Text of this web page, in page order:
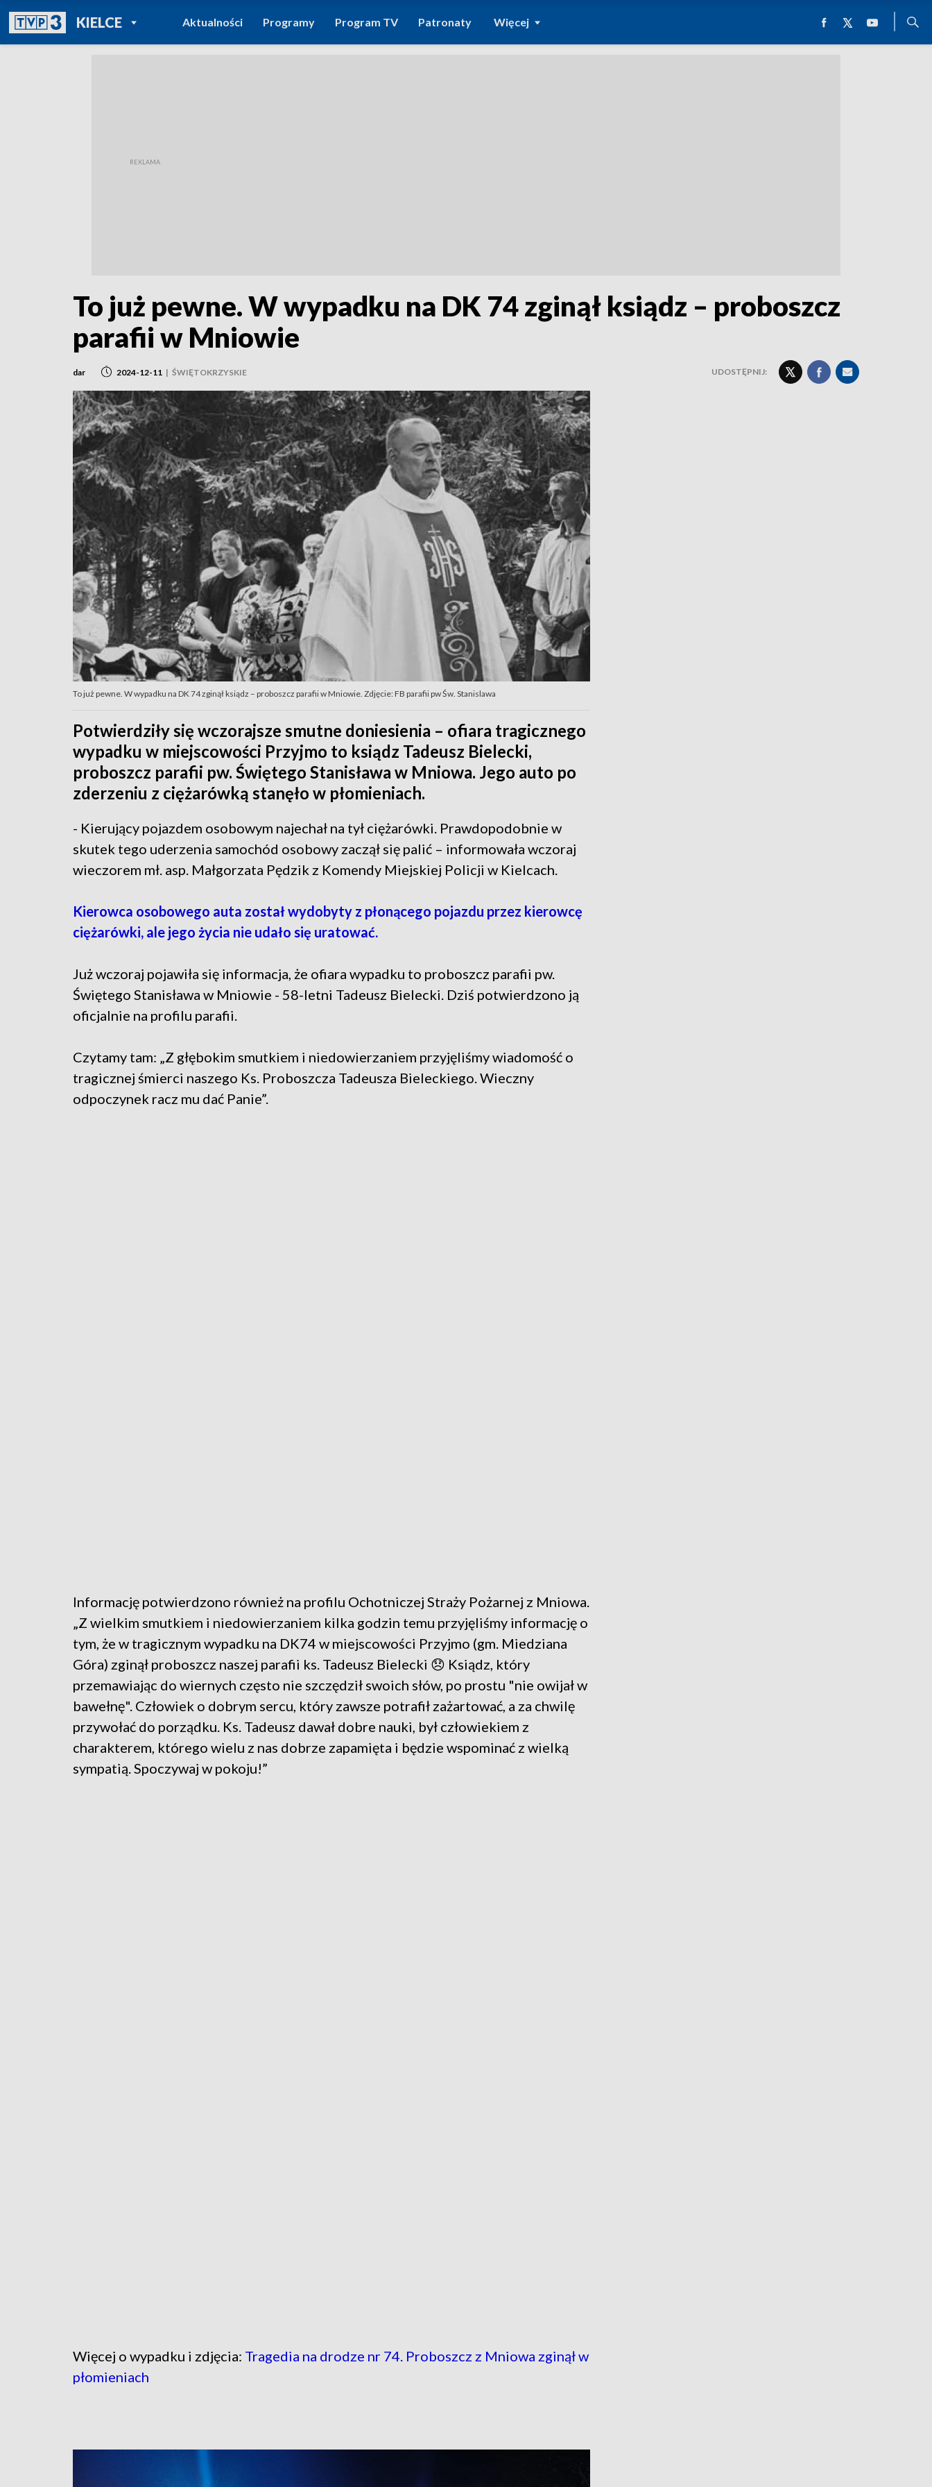
KIELCEPOWRÓT DO
TVP REGIONY
Aktualności Programy Program TV Patronaty Więcej
To już pewne. W wypadku na DK 74 zginął ksiądz – proboszcz
parafii w Mniowie
dar 2024-12-11 | ŚWIĘTOKRZYSKIE UDOSTĘPNIJ:
To już pewne. W wypadku na DK 74 zginął ksiądz – proboszcz parafii w Mniowie. Zdjęcie: FB parafii pw Św. Stanislawa
Potwierdziły się wczorajsze smutne doniesienia – ofiara tragicznego
wypadku w miejscowości Przyjmo to ksiądz Tadeusz Bielecki,
proboszcz parafii pw. Świętego Stanisława w Mniowa. Jego auto po
zderzeniu z ciężarówką stanęło w płomieniach.
- Kierujący pojazdem osobowym najechał na tył ciężarówki. Prawdopodobnie w
skutek tego uderzenia samochód osobowy zaczął się palić – informowała wczoraj
wieczorem mł. asp. Małgorzata Pędzik z Komendy Miejskiej Policji w Kielcach.
Kierowca osobowego auta został wydobyty z płonącego pojazdu przez kierowcę
ciężarówki, ale jego życia nie udało się uratować.
Już wczoraj pojawiła się informacja, że ofiara wypadku to proboszcz parafii pw.
Świętego Stanisława w Mniowie - 58-letni Tadeusz Bielecki. Dziś potwierdzono ją
oficjalnie na profilu parafii.
Czytamy tam: „Z głębokim smutkiem i niedowierzaniem przyjęliśmy wiadomość o
tragicznej śmierci naszego Ks. Proboszcza Tadeusza Bieleckiego. Wieczny
odpoczynek racz mu dać Panie”.
Informację potwierdzono również na profilu Ochotniczej Straży Pożarnej z Mniowa.
„Z wielkim smutkiem i niedowierzaniem kilka godzin temu przyjęliśmy informację o
tym, że w tragicznym wypadku na DK74 w miejscowości Przyjmo (gm. Miedziana
Góra) zginął proboszcz naszej parafii ks. Tadeusz Bielecki 😞 Ksiądz, który
przemawiając do wiernych często nie szczędził swoich słów, po prostu "nie owijał w
bawełnę". Człowiek o dobrym sercu, który zawsze potrafił zażartować, a za chwilę
przywołać do porządku. Ks. Tadeusz dawał dobre nauki, był człowiekiem z
charakterem, którego wielu z nas dobrze zapamięta i będzie wspominać z wielką
sympatią. Spoczywaj w pokoju!”
Więcej o wypadku i zdjęcia: Tragedia na drodze nr 74. Proboszcz z Mniowa zginął w
płomieniach